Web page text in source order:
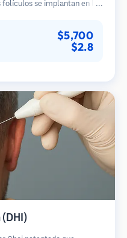
folículos se implantan en las
extracción de tiras.$5,700
$2.8